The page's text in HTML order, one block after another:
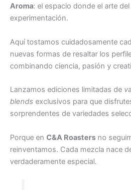
Aroma: el espacio donde el arte
experimentación.
Aquí tostamos cuidadosamente
nuevas formas de resaltar los
combinando ciencia, pasión y
Lanzamos ediciones limitadas de
blends exclusivos para que
sorprendentes de variedades
Porque en C&A Roasters no
reinventamos. Cada mezcla nace
verdaderamente especial.